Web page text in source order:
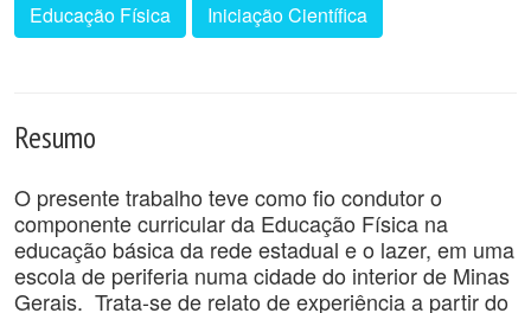
Educação Física Iniciação Científica
Resumo
O presente trabalho teve como fio condutor o
componente curricular da Educação Física na
educação básica da rede estadual e o lazer, em uma
escola de periferia numa cidade do interior de Minas
Gerais. Trata-se de relato de experiência a partir do